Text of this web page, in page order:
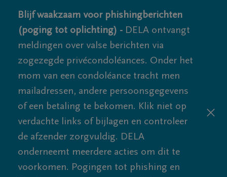
Blijf waakzaam voor phishingberichten
(poging tot oplichting) - DELA ontvangt
meldingen over valse berichten via
zogezegde privécondoléances. Onder het
mom van een condoléance tracht men
mailadressen, andere persoonsgegevens
of een betaling te bekomen. Klik niet op
verdachte links of bijlagen en controleer
de afzender zorgvuldig. DELA
onderneemt meerdere acties om dit te
voorkomen. Pogingen tot phishing en